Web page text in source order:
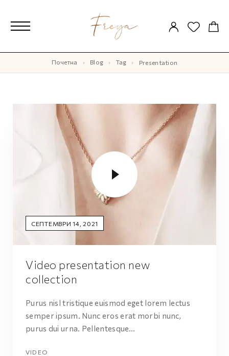
Почетна Blog Tag presentation
СЕПТЕМВРИ 14, 2021
Video presentation new
collection
Purus nisl tristique euismod eget lorem lectus
semper ipsum. Nunc eros erat morbi nunc,
purus dui urna. Pellentesque…
VIDEO